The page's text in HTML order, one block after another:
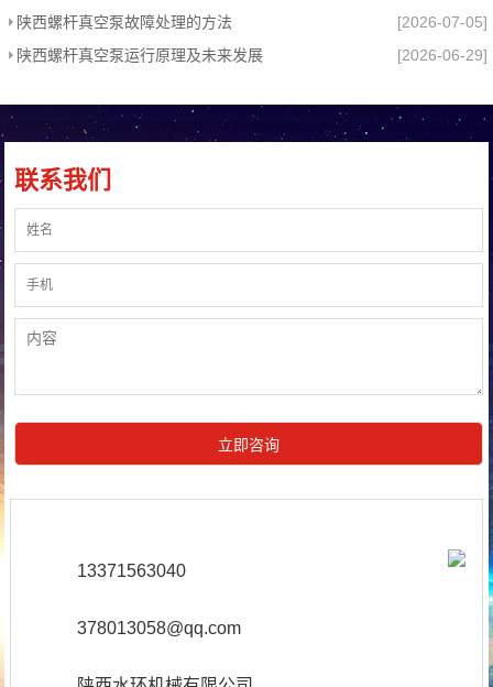
陕西螺杆真空泵故障处理的方法
[2026-07-05]
陕西螺杆真空泵运行原理及未来发展
[2026-06-29]
联系我们
13371563040
378013058@qq.com